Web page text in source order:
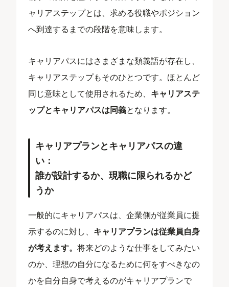
ャリアステップとは、求める役職やポジション
へ到達するまでの段階を意味します。
キャリアパスにはさまざまな類義語が存在し、
キャリアステップもそのひとつです。ほとんど
同じ意味として使用されるため、 キャリアステ
ップとキャリアパスは同義となります。
キャリアプランとキャリアパスの違
い：
誰が設計するか、現職に限られるかど
うか
一般的にキャリアパスは、企業側が従業員に提
示するのに対し、 キャリアプランは従業員自身
が考えます。将来どのような仕事をしてみたい
のか、理想の自分になるために何をすべきなの
かを自分自身で考えるのがキャリアプランで